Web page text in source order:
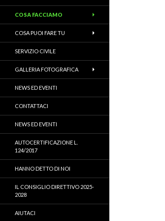
COSA FACCIAMO
COSA PUOI FARE TU
SERVIZIO CIVILE
GALLERIA FOTOGRAFICA
NEWS ED EVENTI
CONTATTACI
NEWS ED EVENTI
AUTOCERTIFICAZIONE L.
124/2017
HANNO DETTO DI NOI
IL CONSIGLIO DIRETTIVO 2025-
2028
AIUTACI